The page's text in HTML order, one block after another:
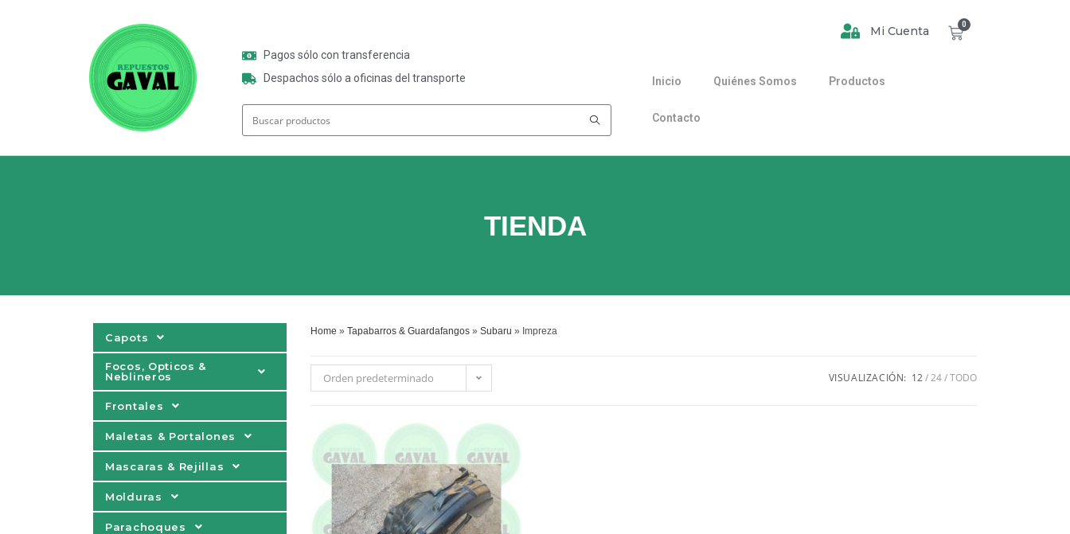
Pagos sólo con transferencia
Despachos sólo a oficinas del transporte
Mi Cuenta 0
Inicio Quiénes Somos Productos
Contacto
TIENDA
Capots
Focos, Opticos &
Neblineros
Frontales
Maletas & Portalones
Mascaras & Rejillas
Molduras
Parachoques
Home » Tapabarros & Guardafangos» Subaru » Impreza
Orden predeterminado VISUALIZACIÓN: 12 24 TODO